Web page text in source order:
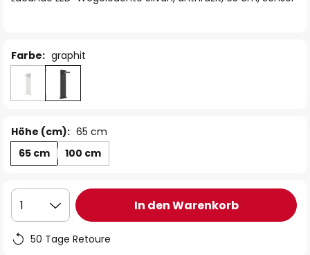
Farbe: graphit
Höhe (cm): 65 cm
65 cm
100 cm
1 In den Warenkorb
50 Tage Retoure